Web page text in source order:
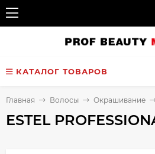
КАТАЛОГ ТОВАРОВ
Главная Волосы Окрашивание
ESTEL